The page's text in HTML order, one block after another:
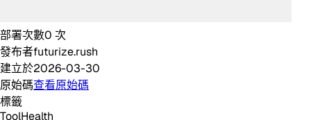
部署次數0 次
發布者futurize.rush
建立於2026-03-30
原始碼查看原始碼
標籤
ToolHealth